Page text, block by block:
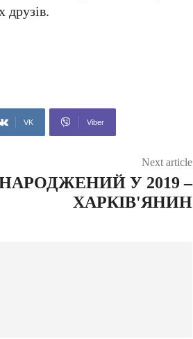
друзів.
VK Viber
Next article
У 2019 –
ХАРКІВ'ЯНИН